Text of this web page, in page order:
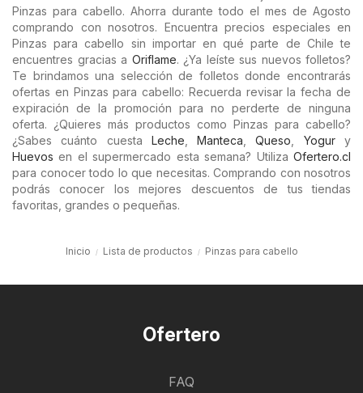
Pinzas para cabello. Ahorra durante todo el mes de Agosto
comprando con nosotros. Encuentra precios especiales en
Pinzas para cabello sin importar en qué parte de Chile te
encuentres gracias a Oriflame. ¿Ya leíste sus nuevos folletos?
Te brindamos una selección de folletos donde encontrarás
ofertas en Pinzas para cabello: Recuerda revisar la fecha de
expiración de la promoción para no perderte de ninguna
oferta. ¿Quieres más productos como Pinzas para cabello?
¿Sabes cuánto cuesta Leche ,Manteca ,Queso Yogury
Huevos en el supermercado esta semana? Utiliza Ofertero.cl
para conocer todo lo que necesitas. Comprando con nosotros
podrás conocer los mejores descuentos de tus tiendas
favoritas, grandes o pequeñas.
Inicio Lista de productos Pinzas para cabello
Ofertero
FAQ